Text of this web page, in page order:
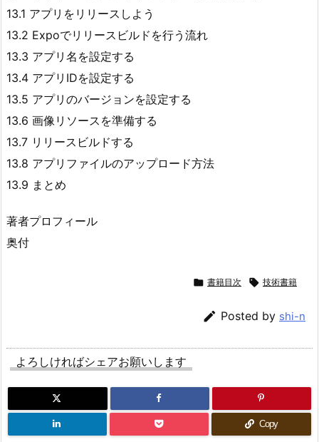
13.1 アプリをリリースしよう
13.2 Expoでリリースビルドを行う流れ
13.3 アプリ名を設定する
13.4 アプリIDを設定する
13.5 アプリのバージョンを設定する
13.6 画像リソースを準備する
13.7 リリースビルドする
13.8 アプリファイルのアップロード方法
13.9 まとめ
著者プロフィール
奥付
 書籍目次  技術書籍
 Posted by shi-n
よろしければシェアお願いします
Copy